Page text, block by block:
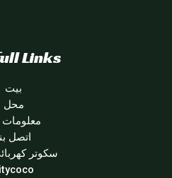
Links
بيت
محل
معلومات
اتصل
سكوتر